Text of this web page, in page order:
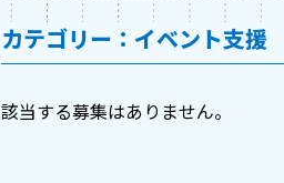
カテゴリー：イベント支援
該当する募集はありません。